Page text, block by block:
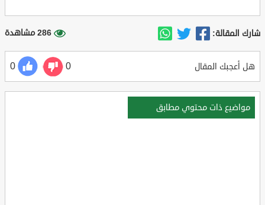
شارك المقالة: 286 مشاهدة
هل أعجبك المقال 0
0
مواضيع ذات محتوي مطابق